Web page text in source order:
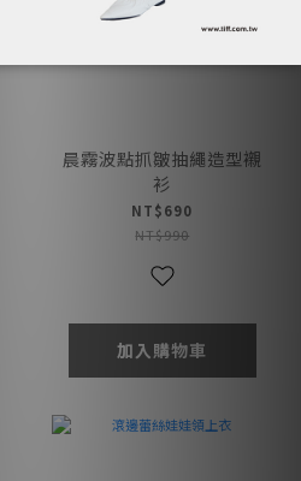
晨霧波點抓皺抽繩造型襯
衫
NT$690
NT$990
加入購物車